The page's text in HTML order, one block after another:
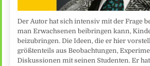
Der Autor hat sich intensiv mit der Frage
man Erwachsenen beibringen kann,
beizubringen. Die Ideen, die er hier
größtenteils aus Beobachtungen,
Diskussionen mit seinen Studenten. Er